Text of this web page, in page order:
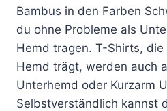
Bambus in den Farben
du ohne Probleme als
Hemd tragen. T-Shirts, die
Hemd trägt, werden auch
Unterhemd oder Kurzarm
Selbstverständlich kannst